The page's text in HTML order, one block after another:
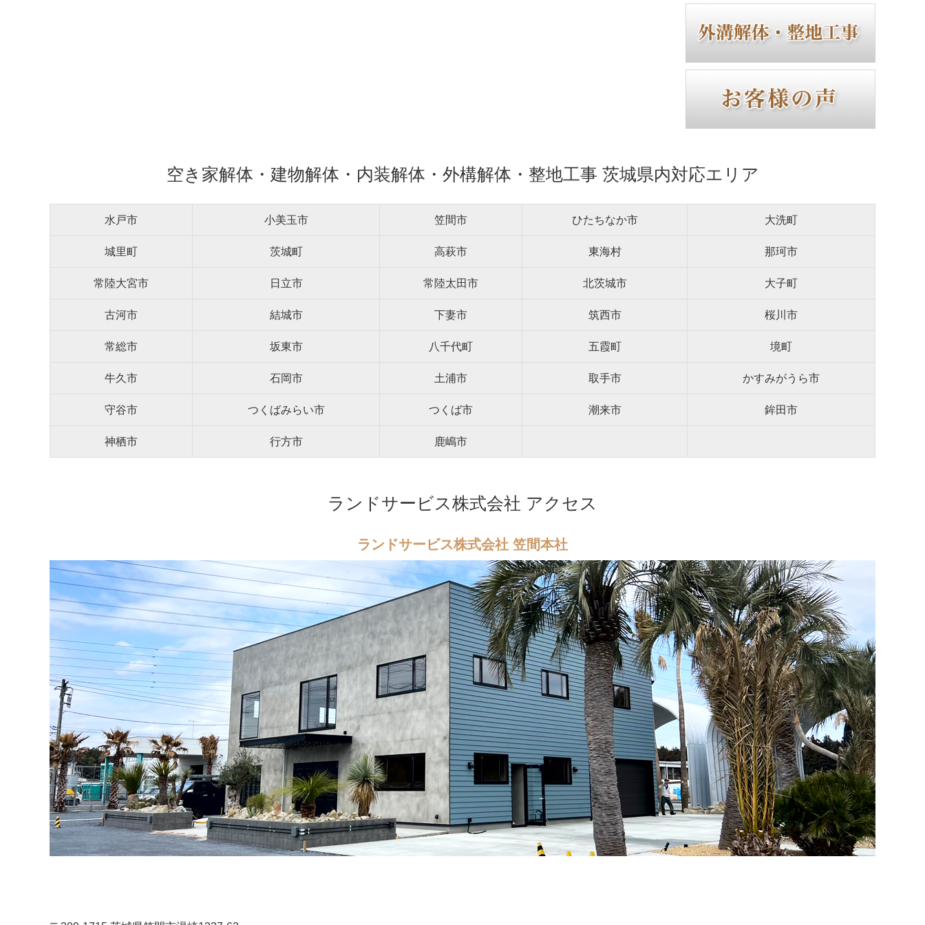
空き家解体・建物解体・内装解体・外構解体・整地工事 茨城県内対応エリア
水戸市 小美玉市 笠間市 ひたちなか市 大洗町
城里町 茨城町 高萩市 東海村 那珂市
常陸大宮市 日立市 常陸太田市 北茨城市 大子町
古河市 結城市 下妻市 筑西市 桜川市
常総市 坂東市 八千代町 五霞町 境町
牛久市 石岡市 土浦市 取手市 かすみがうら市
守谷市 つくばみらい市 つくば市 潮来市 鉾田市
神栖市 行方市 鹿嶋市
ランドサービス株式会社 アクセス
ランドサービス株式会社 笠間本社